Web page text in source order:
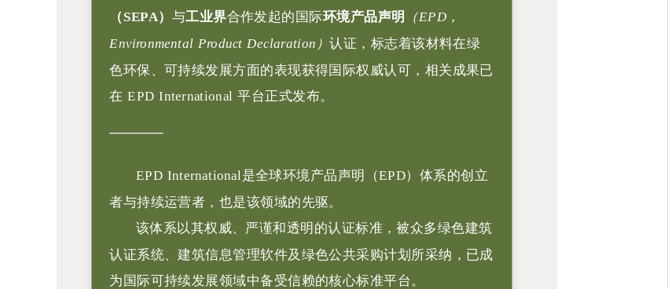
（SEPA） 与工业界合作发起的 国际环境产品声明
（EPD，
Environmental Product Declaration）认证，标志着该材料在绿
色环保、可持续发展方面的表现获得国际权威认可，相关成果已
在 EPD International 平台正式发布。
EPD International是全球环境产品声明（EPD）体系的创立
者与持续运营者，也是该领域的先驱。
该体系以其权威、严谨和透明的认证标准，被众多绿色建筑
认证系统、建筑信息管理软件及绿色公共采购计划所采纳，已成
为国际可持续发展领域中备受信赖的核心标准平台。